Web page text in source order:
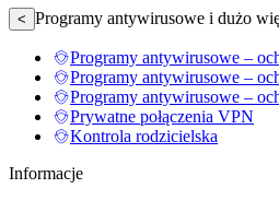
< Programy antywirusowe i dużo
Programy antywirusowe –
Programy antywirusowe –
Programy antywirusowe –
Prywatne połączenia VPN
Kontrola rodzicielska
Informacje